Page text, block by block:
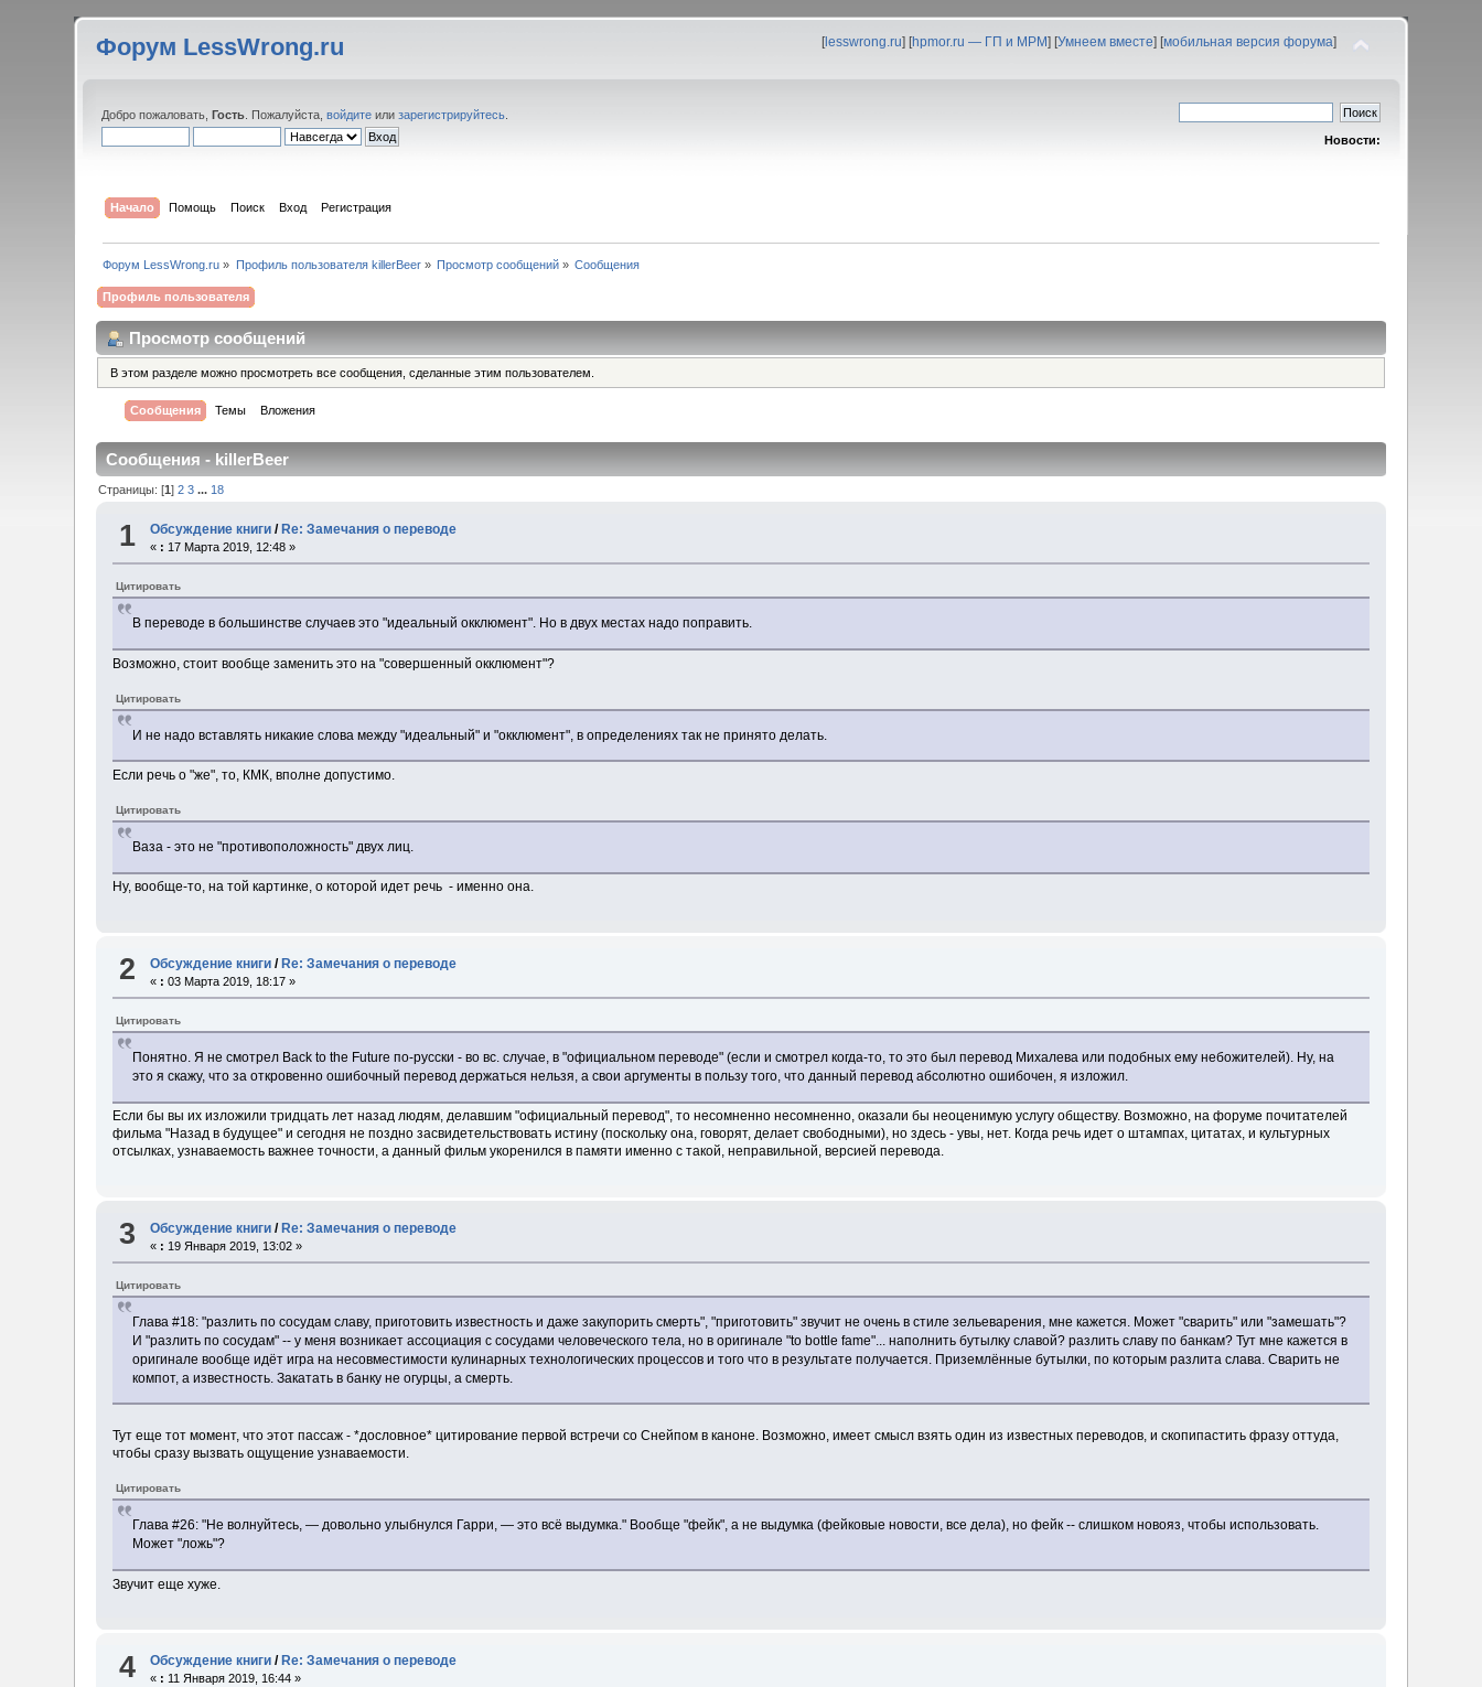
Форум LessWrong.ru [lesswrong.ru] [hpmor.ru — ГП и МРМ] [Умнеем вместе] [мобильная версия форума]
Добро пожаловать,Гость . Пожалуйста,войдите илизарегистрируйтесь
Новости:
Начало Помощь Поиск Вход Регистрация
Форум LessWrong.ru » Профиль пользователя killerBeer» Просмотр сообщений » Сообщения
Профиль пользователя
Просмотр сообщений
В этом разделе можно просмотреть все сообщения, сделанные этим пользователем.
Сообщения Темы Вложения
Сообщения - killerBeer
Страницы: [1]2 3 ... 18
1 Обсуждение книги / Re: Замечания о переводе
« : 17 Марта 2019, 12:48 »
Цитировать
В переводе в большинстве случаев это "идеальный окклюмент". Но в двух местах надо поправить.
Возможно, стоит вообще заменить это на "совершенный окклюмент"?
Цитировать
И не надо вставлять никакие слова между "идеальный" и "окклюмент", в определениях так не принято делать.
Если речь о "же", то, КМК, вполне допустимо.
Цитировать
Ваза - это не "противоположность" двух лиц.
Ну, вообще-то, на той картинке, о которой идет речь - именно она.
2 Обсуждение книги /Re: Замечания о переводе
« : 03 Марта 2019, 18:17 »
Цитировать
Понятно. Я не смотрел Back to the Future по-русски - во вс. случае, в "официальном переводе" (если и смотрел когда-то, то это был перевод Михалева или подобных ему небожителей). Ну, на
это я скажу, что за откровенно ошибочный перевод держаться нельзя, а свои аргументы в пользу того, что данный перевод абсолютно ошибочен, я изложил.
Если бы вы их изложили тридцать лет назад людям, делавшим "официальный перевод", то несомненно несомненно, оказали бы неоценимую услугу обществу. Возможно, на форуме почитателей
фильма "Назад в будущее" и сегодня не поздно засвидетельствовать истину (поскольку она, говорят, делает свободными), но здесь - увы, нет. Когда речь идет о штампах, цитатах, и культурных
отсылках, узнаваемость важнее точности, а данный фильм укоренился в памяти именно с такой, неправильной, версией перевода.
3 Обсуждение книги /Re: Замечания о переводе
« : 19 Января 2019, 13:02 »
Цитировать
Глава #18: "разлить по сосудам славу, приготовить известность и даже закупорить смерть", "приготовить" звучит не очень в стиле зельеварения, мне кажется. Может "сварить" или "замешать"?
И "разлить по сосудам" -- у меня возникает ассоциация с сосудами человеческого тела, но в оригинале "to bottle fame"... наполнить бутылку славой? разлить славу по банкам? Тут мне кажется в
оригинале вообще идёт игра на несовместимости кулинарных технологических процессов и того что в результате получается. Приземлённые бутылки, по которым разлита слава. Сварить не
компот, а известность. Закатать в банку не огурцы, а смерть.
Тут еще тот момент, что этот пассаж - *дословное* цитирование первой встречи со Снейпом в каноне. Возможно, имеет смысл взять один из известных переводов, и скопипастить фразу оттуда,
чтобы сразу вызвать ощущение узнаваемости.
Цитировать
Глава #26: "Не волнуйтесь, — довольно улыбнулся Гарри, — это всё выдумка." Вообще "фейк", а не выдумка (фейковые новости, все дела), но фейк -- слишком новояз, чтобы использовать.
Может "ложь"?
Звучит еще хуже.
4 Обсуждение книги / Re: Замечания о переводе
« : 11 Января 2019, 16:44 »